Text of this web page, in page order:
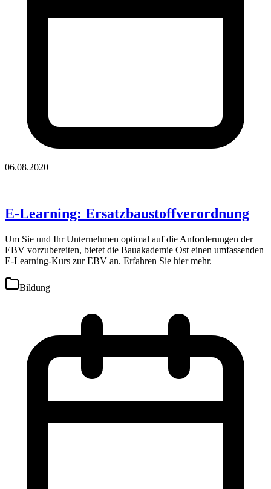
06.08.2020
E-Learning: Ersatzbaustoffverordnung
Um Sie und Ihr Unternehmen optimal auf die Anforderungen der
EBV vorzubereiten, bietet die Bauakademie Ost einen umfassenden
E-Learning-Kurs zur EBV an. Erfahren Sie hier mehr.
Bildung